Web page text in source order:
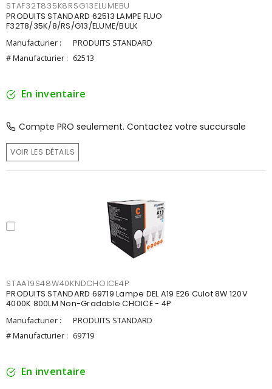
STAF32T835K8RSG13ELUMEBU
PRODUITS STANDARD 62513 LAMPE FLUO
F32T8/35K/8/RS/G13/ELUME/BULK
Manufacturier :
PRODUITS STANDARD
# Manufacturier : 62513
En inventaire
Compte PRO seulement. Contactez votre succursale
VOIR LES DÉTAILS
STAA19S48W40KNDCHOICE4P
PRODUITS STANDARD 69719 Lampe DEL A19 E26 Culot 8W 120V
4000K 800LM Non-Gradable CHOICE - 4P
Manufacturier :
PRODUITS STANDARD
# Manufacturier : 69719
En inventaire